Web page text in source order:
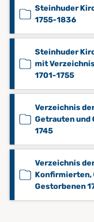
Steinhuder
1755-1836
Steinhuder
mit
1701-1755
Verzeichnis
Getrauten und
1745
Verzeichnis
Konfirmierten,
Gestorbenen